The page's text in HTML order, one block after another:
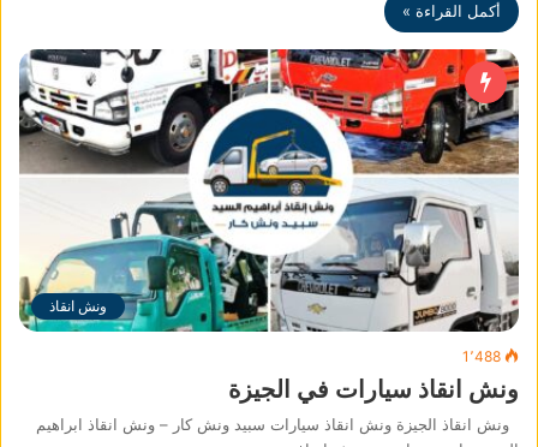
أكمل القراءة »
ونش انقاذ
1٬488
ونش انقاذ سيارات في الجيزة
ونش انقاذ الجيزة ونش انقاذ سيارات سبيد ونش كار – ونش انقاذ ابراهيم